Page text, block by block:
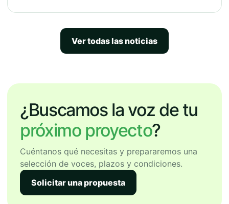
Ver todas las noticias
¿Buscamos la voz de tu
próximo proyecto?
Cuéntanos qué necesitas y prepararemos una
selección de voces, plazos y condiciones.
Solicitar una propuesta